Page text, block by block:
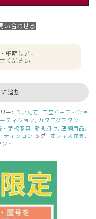
い合わせる
納期など、
ください
追加
ー: ついたて , 自立パーティショ
ティション , カタログスタン
・学校家具 , 新聞掛け , 店舗用品,
ティション タグ: オフィス家具 ,
ド